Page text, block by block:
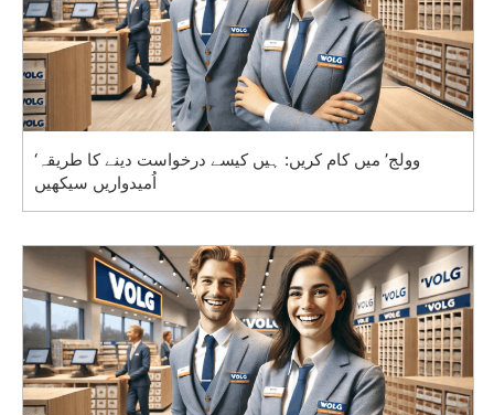
‘وولج’ میں کام کریں: ہیں کیسے درخواست دینے کا طریقہ
اُمیدواریں سیکھیں